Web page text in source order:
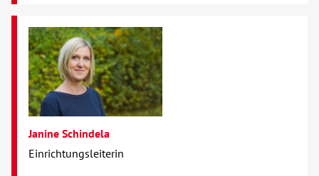
Janine Schindela
Einrichtungsleiterin